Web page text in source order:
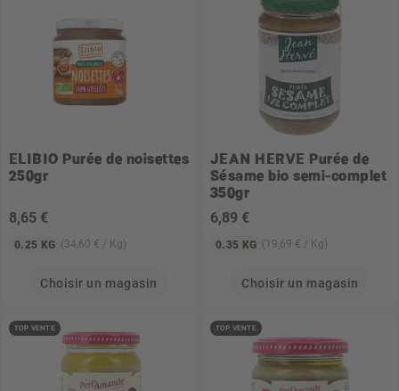
ELIBIO Purée de noisettes
250gr
8,65 €
0.25 KG (34,60 € / Kg)
Choisir un magasin
JEAN HERVE Purée de
Sésame bio semi-complet
350gr
6,89 €
0.35 KG (19,69 € / Kg)
Choisir un magasin
TOP VENTE TOP VENTE